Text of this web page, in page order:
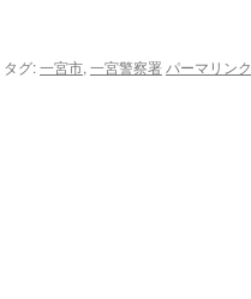
タグ:一宮市, 一宮警察署 パーマリンク